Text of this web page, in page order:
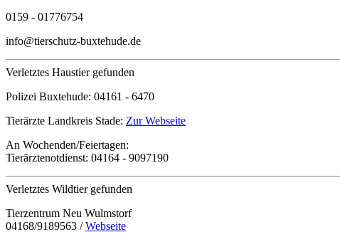
0159 - 01776754
info@tierschutz-buxtehude.de
Verletztes Haustier gefunden
Polizei Buxtehude: 04161 - 6470
Tierärzte Landkreis Stade: Zur Webseite
An Wochenden/Feiertagen:
Tierärztenotdienst: 04164 - 9097190
Verletztes Wildtier gefunden
Tierzentrum Neu Wulmstorf
04168/9189563 /Webseite